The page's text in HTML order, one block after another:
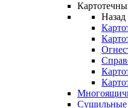
Назад
Сушильные